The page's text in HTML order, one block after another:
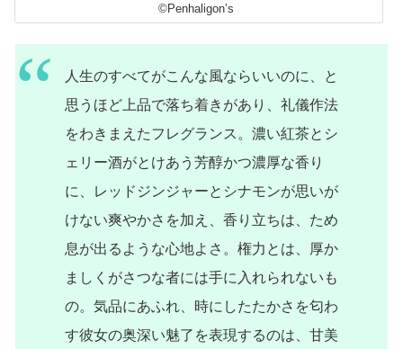
©Penhaligon’s
人生のすべてがこんな風ならいいのに、と
思うほど上品で落ち着きがあり、礼儀作法
をわきまえたフレグランス。濃い紅茶とシ
ェリー酒がとけあう芳醇かつ濃厚な香り
に、レッドジンジャーとシナモンが思いが
けない爽やかさを加え、香り立ちは、ため
息が出るような心地よさ。権力とは、厚か
ましくがさつな者には手に入れられないも
の。気品にあふれ、時にしたたかさを匂わ
す彼女の奥深い魅了を表現するのは、甘美